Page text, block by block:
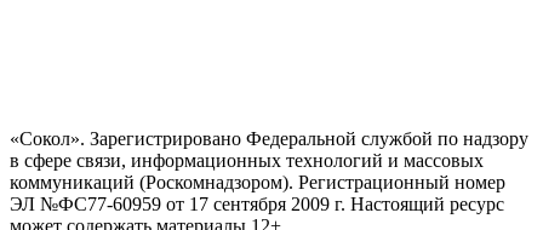
«Сокол». Зарегистрировано Федеральной службой по надзору
в сфере связи, информационных технологий и массовых
коммуникаций (Роскомнадзором). Регистрационный номер
ЭЛ №ФС77-60959 от 17 сентября 2009 г. Настоящий ресурс
может содержать материалы 12+.